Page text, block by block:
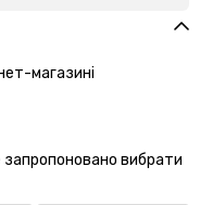
магазині
вибрати